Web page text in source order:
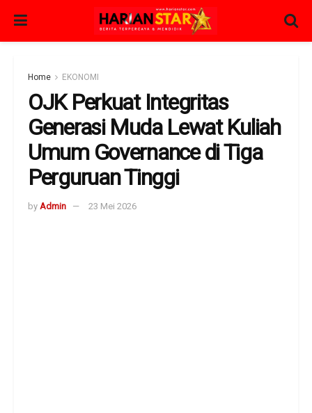
Home EKONOMI
OJK Perkuat Integritas
Generasi Muda Lewat Kuliah
Umum Governance di Tiga
Perguruan Tinggi
by Admin 23 Mei 2026